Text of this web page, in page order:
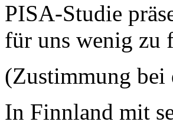
PISA-Studie
für uns wenig zu
(Zustimmung
In Finnland mit